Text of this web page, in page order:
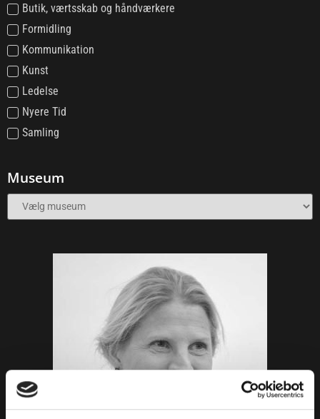
Butik, værtsskab og håndværkere
Formidling
Kommunikation
Kunst
Ledelse
Nyere Tid
Samling
Museum